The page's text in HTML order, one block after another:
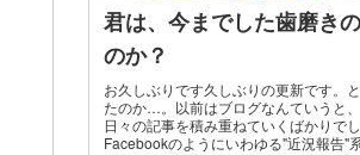
君は、今までした歯磨き
のか？
お久しぶりです久しぶりの更新です。
たのか…。以前はブログなんていうと
日々の記事を積み重ねていくばかりで
Facebookのようにいわゆる"近況報告"